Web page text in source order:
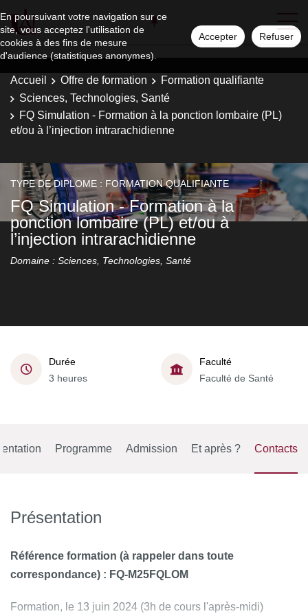
En poursuivant votre navigation sur ce
site, vous acceptez l'utilisation de
cookies à des fins de mesure
d'audience (statistiques anonymes).
Accepter Refuser
Accueil Offre de formation
Formation qualifiante
Sciences, Technologies, Santé
FQ Simulation - Formation à la ponction lombaire (PL)
et/ou à l’injection intrarachidienne
TYPE DE DIPLOME : FORMATION QUALIFIANTE
FQ Simulation - Formation à la
ponction lombaire (PL) et/ou à
l’injection intrarachidienne
Domaine : Sciences, Technologies, Santé
Durée
3 heures
Faculté
Faculté de Santé
Programme Admission Et après ? Contacts
Présentation
Référence formation (à rappeler dans toute
correspondance) : FQ-M25FQLOM
Formation, le 13 juin 2024 (3h de cours l'après-midi)